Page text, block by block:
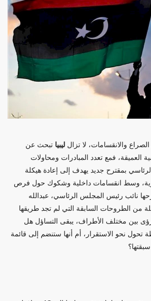
والانقسامات، لا تزال ليبيا تبحث عن
العميقة، فمع تعدد المبادرات ومحاولات
بمقترح جديد يهدف إلى إعادة هيكلة
وسط انقسامات داخلية وشكوك حول فرص
نائب رئيس المجلس الرئاسي، عبدالله
من الطروحات السابقة التي لم تجد طريقها
بين مختلف الأطراف، يبقى التساؤل هل
تحول نحو الاستقرار، أم أنها ستنضم إلى قائمة